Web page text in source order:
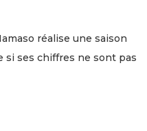
réalise une saison
si ses chiffres ne sont pas